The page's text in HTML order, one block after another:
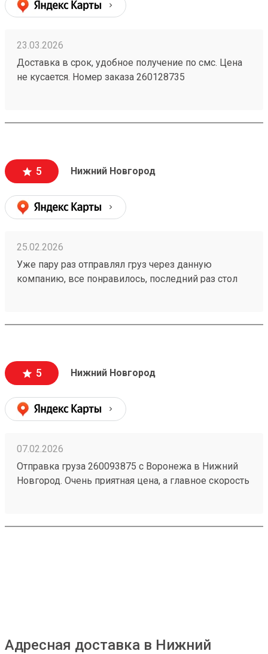
23.03.2026
Доставка в срок, удобное получение по смс. Цена
не кусается. Номер заказа 260128735
5 Нижний Новгород
25.02.2026
Уже пару раз отправлял груз через данную
компанию, все понравилось, последний раз стол
5 Нижний Новгород
07.02.2026
Отправка груза 260093875 с Воронежа в Нижний
Новгород. Очень приятная цена, а главное скорость
приложение с бонусами. + Хорошая логистика Есть
Адресная доставка в Нижний